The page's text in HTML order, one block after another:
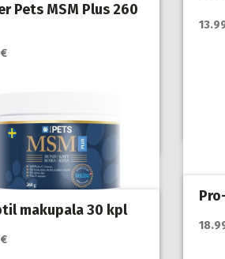
/ osta tuote
terveys,Koirat,Öljyt,
ja lisäravinteet
Pets MSM Plus 260
/ osta tuote
makupala 30 kpl